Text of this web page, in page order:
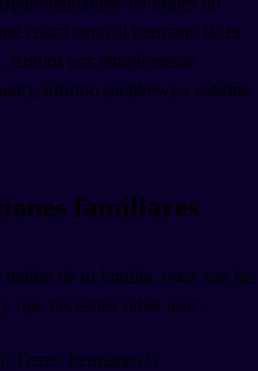
cubra tanto al hermano de tu
Ambos son simplemente
sobrino (nephew) y sobrina
familiares
de tu familia, estas son las
que necesitas saber usar:
hermanos?)